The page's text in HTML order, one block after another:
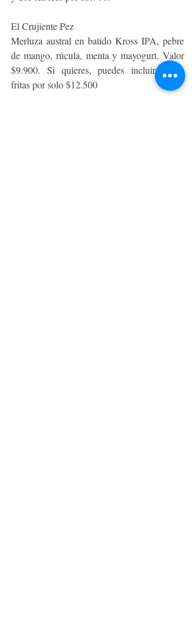
El Crujiente Pez
Merluza austral en batido Kross IPA, pebre
de mango, rúcula, menta y mayogurt. Valor
$9.900. Si quieres, puedes incluir papas
fritas por solo $12.500